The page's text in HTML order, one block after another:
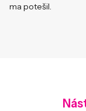
ma potešil.